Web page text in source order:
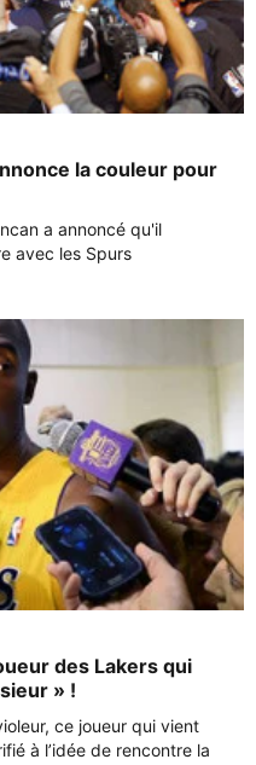
la couleur pour
a annoncé qu'il
avec les Spurs
des Lakers qui
» !
ce joueur qui vient
à l’idée de rencontre la